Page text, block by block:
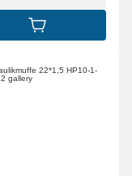
IN DEN